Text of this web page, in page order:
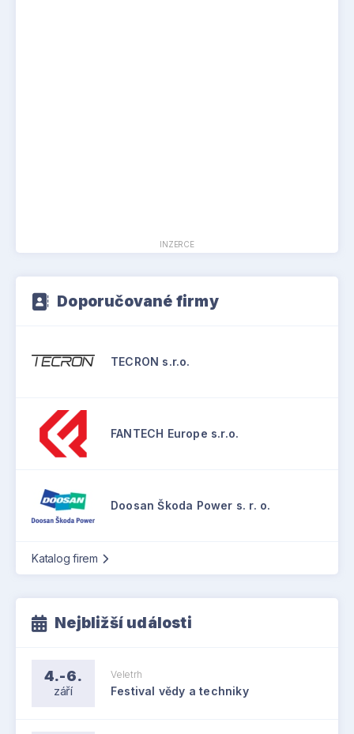
INZERCE
Doporučované firmy
TECRON s.r.o.
FANTECH Europe s.r.o.
Doosan Škoda Power s. r. o.
Katalog firem
Nejbližší události
4.-6.
září
Veletrh
Festival vědy a techniky